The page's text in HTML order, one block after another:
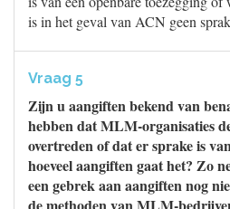
is in het geval van ACN geen
Vraag 5
Zijn u aangiften bekend van
hebben dat MLM-organisaties
overtreden of dat er sprake is
hoeveel aangiften gaat het? Zo
een gebrek aan aangiften nog